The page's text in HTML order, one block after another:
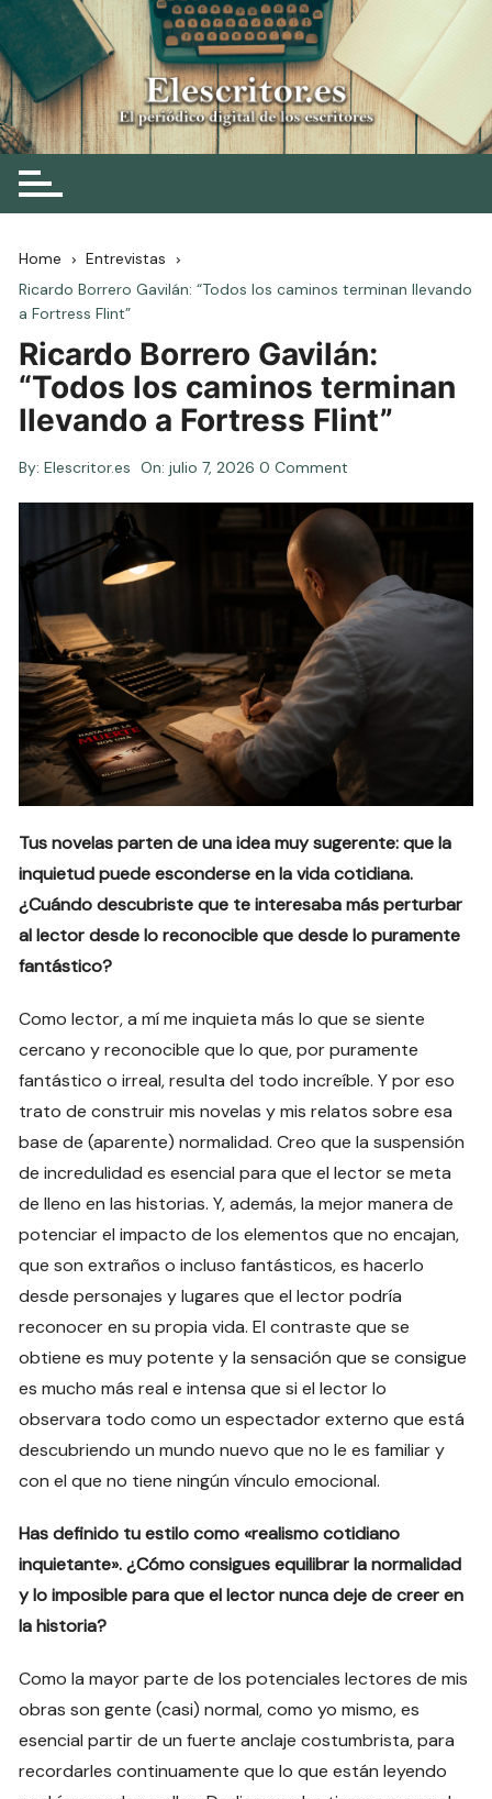
Skip
to
content
Elescritor.es
El periódico digital de los escritores
Home
Entrevistas
Ricardo Borrero Gavilán: “Todos los caminos terminan llevando
a Fortress Flint”
Ricardo Borrero Gavilán:
“Todos los caminos terminan
llevando a Fortress Flint”
By: Elescritor.es On:julio 7, 2026 0 Comment
Tus novelas parten de una idea muy sugerente: que la
inquietud puede esconderse en la vida cotidiana.
¿Cuándo descubriste que te interesaba más perturbar
al lector desde lo reconocible que desde lo puramente
fantástico?
Como lector, a mí me inquieta más lo que se siente
cercano y reconocible que lo que, por puramente
fantástico o irreal, resulta del todo increíble. Y por eso
trato de construir mis novelas y mis relatos sobre esa
base de (aparente) normalidad. Creo que la suspensión
de incredulidad es esencial para que el lector se meta
de lleno en las historias. Y, además, la mejor manera de
potenciar el impacto de los elementos que no encajan,
que son extraños o incluso fantásticos, es hacerlo
desde personajes y lugares que el lector podría
reconocer en su propia vida. El contraste que se
obtiene es muy potente y la sensación que se consigue
es mucho más real e intensa que si el lector lo
observara todo como un espectador externo que está
descubriendo un mundo nuevo que no le es familiar y
con el que no tiene ningún vínculo emocional.
Has definido tu estilo como «realismo cotidiano
inquietante». ¿Cómo consigues equilibrar la normalidad
y lo imposible para que el lector nunca deje de creer en
la historia?
Como la mayor parte de los potenciales lectores de mis
obras son gente (casi) normal, como yo mismo, es
esencial partir de un fuerte anclaje costumbrista, para
recordarles continuamente que lo que están leyendo